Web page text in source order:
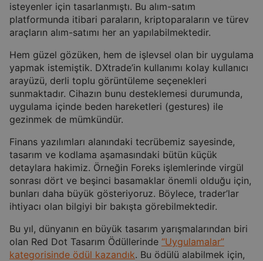
isteyenler için tasarlanmıştı. Bu alım-satım
platformunda itibari paraların, kriptoparaların ve türev
araçların alım-satımı her an yapılabilmektedir.
Hem güzel gözüken, hem de işlevsel olan bir uygulama
yapmak istemiştik. DXtrade’in kullanımı kolay kullanıcı
arayüzü, derli toplu görüntüleme seçenekleri
sunmaktadır. Cihazın bunu desteklemesi durumunda,
uygulama içinde beden hareketleri (gestures) ile
gezinmek de mümkündür.
Finans yazılımları alanındaki tecrübemiz sayesinde,
tasarım ve kodlama aşamasındaki bütün küçük
detaylara hakimiz. Örneğin Foreks işlemlerinde virgül
sonrası dört ve beşinci basamaklar önemli olduğu için,
bunları daha büyük gösteriyoruz. Böylece, trader’lar
ihtiyacı olan bilgiyi bir bakışta görebilmektedir.
Bu yıl, dünyanın en büyük tasarım yarışmalarından biri
olan Red Dot Tasarım Ödüllerinde “Uygulamalar”
kategorisinde ödül kazandık. Bu ödülü alabilmek için,